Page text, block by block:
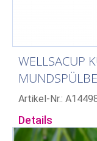
WELLSACUP
Artikel-Nr.:
Details